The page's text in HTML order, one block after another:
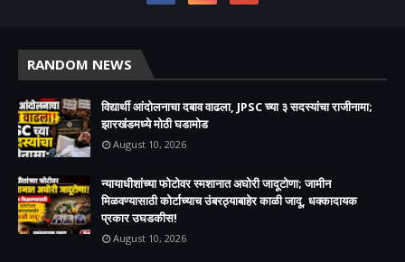
RANDOM NEWS
विद्यार्थी आंदोलनाचा दबाव वाढला, JPSC च्या ३ सदस्यांचा राजीनामा;
झारखंडमध्ये मोठी घडामोड
August 10, 2026
न्यायाधीशांच्या फोटोवर स्मशानात अघोरी जादूटोणा; जामीन
मिळवण्यासाठी कोर्टाच्याच उंबरठ्याबाहेर काळी जादू, धक्कादायक
प्रकार उघडकीस!
August 10, 2026